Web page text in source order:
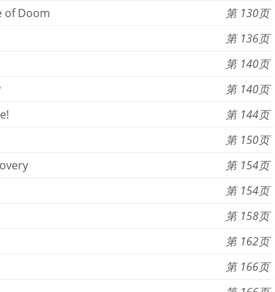
of Doom
130
136
140
140
144
150
154
154
158
162
166